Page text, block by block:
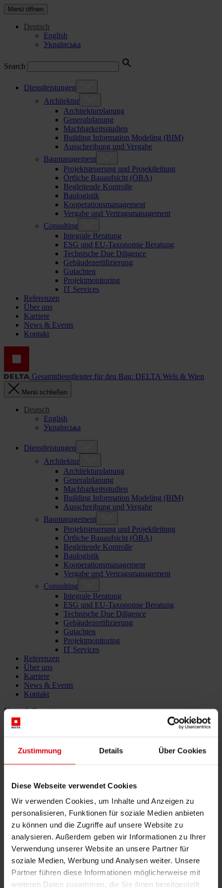
Zustimmung Details Über Cookies
Diese Webseite verwendet Cookies
Wir verwenden Cookies, um Inhalte und Anzeigen zu
personalisieren, Funktionen für soziale Medien anbieten
zu können und die Zugriffe auf unsere Website zu
analysieren. Außerdem geben wir Informationen zu Ihrer
Verwendung unserer Website an unsere Partner für
soziale Medien, Werbung und Analysen weiter. Unsere
Partner führen diese Informationen möglicherweise mit
weiteren Daten zusammen, die Sie ihnen bereitgestellt
Menü öffnen
Deutsch
English
Українська
Search
Dienstleistungen
Architektur
Architekturplanung
Generalplanung
Machbarkeitsstudien
Building Information Modeling (BIM)
Ausschreibung und Vergabe
Baumanagement
Projektsteuerung und Projektleitung
Örtliche Bauaufsicht (ÖBA)
Begleitende Kontrolle
Baulogistik
Kooperationsmanagement
Vergabe und Vertragsmanagement
Consulting
Integrale Beratung
ESG und EU-Taxonomie Beratung
Technische Due Diligence
Gebäudezertifizierung
Gutachten
Projektmonitoring
IT Services
Referenzen
Über uns
Karriere
News & Events
Kontakt
Gesamtdienstleister für den Bau: DELTA Wels & Wien
Menü schließen
Deutsch
English
Українська
Dienstleistungen
Architektur
Architekturplanung
Generalplanung
Machbarkeitsstudien
Building Information Modeling (BIM)
Ausschreibung und Vergabe
Baumanagement
Projektsteuerung und Projektleitung
Örtliche Bauaufsicht (ÖBA)
Begleitende Kontrolle
Baulogistik
Kooperationsmanagement
Vergabe und Vertragsmanagement
Consulting
Integrale Beratung
ESG und EU-Taxonomie Beratung
Technische Due Diligence
Gebäudezertifizierung
Gutachten
Projektmonitoring
IT Services
Referenzen
Über uns
Karriere
News & Events
Kontakt
News & Events
Feierliche Eröffnung des neuen
Mega-Werkes Jabil
Im März 2019 hat der amerikanische Elektronikhersteller Jabil seine
Produktionsanlage mit der Fertigstellung des zweiten Bauabschnittes
erweitert und im Dorf Rosiwka in der Ukraine eröffnet. Im Jänner
2018 wurde mit den Bauarbeiten bei laufendem Betrieb begonnen.
Mit der neu errichteten Produktionsstätte inklusive Lager konnte die
Produktionsleistung verdoppelt werden. Derzeit beträgt die
Gesamtfläche des Werkes fast 47.000 m 2. DELTA zeichnete in
diesem Projekt für die technische Aufsicht und die begleitende
Kontrolle verantwortlich.